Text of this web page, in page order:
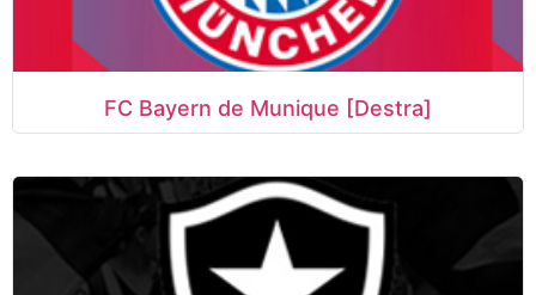
FC Bayern de Munique [Destra]